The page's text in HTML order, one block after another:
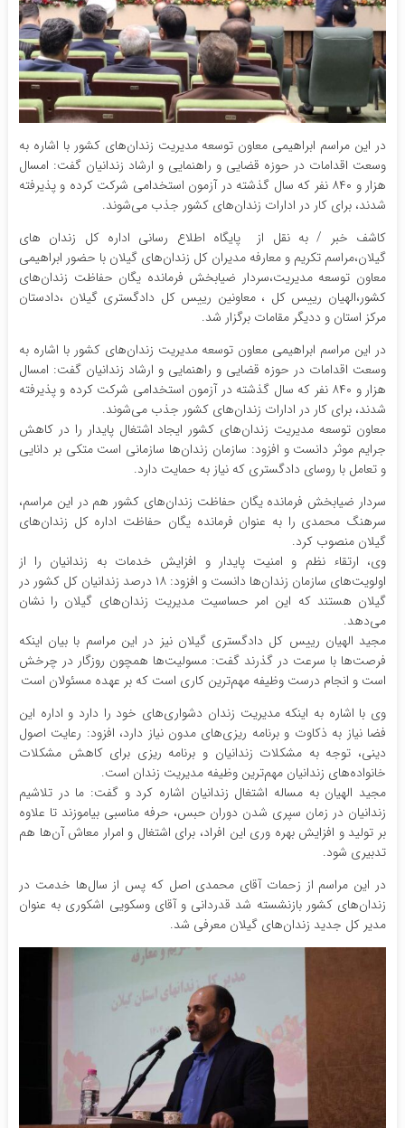
در این مراسم ابراهیمی معاون توسعه مدیریت زندان‌های کشور با اشاره به
وسعت اقدامات در حوزه قضایی و راهنمایی و ارشاد زندانیان گفت: امسال
هزار و ۸۴۰ نفر که سال گذشته در آزمون استخدامی شرکت کرده و پذیرفته
شدند، برای کار در ادارات زندان‌های کشور جذب می‌شوند.
کاشف خبر / به نقل از پایگاه اطلاع رسانی اداره کل زندان های
گیلان،مراسم تکریم و معارفه مدیران کل زندان‌های گیلان با حضور ابراهیمی
معاون توسعه مدیریت،سردار ضیابخش فرمانده یگان حفاظت زندان‌های
کشور،الهیان رییس کل ، معاونین رییس کل دادگستری گیلان ،دادستان
مرکز استان و ددیگر مقامات برگزار شد.
در این مراسم ابراهیمی معاون توسعه مدیریت زندان‌های کشور با اشاره به
وسعت اقدامات در حوزه قضایی و راهنمایی و ارشاد زندانیان گفت: امسال
هزار و ۸۴۰ نفر که سال گذشته در آزمون استخدامی شرکت کرده و پذیرفته
شدند، برای کار در ادارات زندان‌های کشور جذب می‌شوند.
معاون توسعه مدیریت زندان‌های کشور ایجاد اشتغال پایدار را در کاهش
جرایم موثر دانست و افزود: سازمان زندان‌ها سازمانی است متکی بر دانایی
و تعامل با روسای دادگستری که نیاز به حمایت دارد.
سردار ضیابخش فرمانده یگان حفاظت زندان‌های کشور هم در این مراسم،
سرهنگ محمدی را به عنوان فرمانده یگان حفاظت اداره کل زندان‌های
گیلان منصوب کرد.
وی، ارتقاء نظم و امنیت پایدار و افزایش خدمات به زندانیان را از
اولویت‌های سازمان زندان‌ها دانست و افزود: ۱۸ درصد زندانیان کل کشور در
گیلان هستند که این امر حساسیت مدیریت زندان‌های گیلان را نشان
می‌دهد.
مجید الهیان رییس کل دادگستری گیلان نیز در این مراسم با بیان اینکه
فرصت‌ها با سرعت در گذرند گفت: مسولیت‌ها همچون روزگار در چرخش
است و انجام درست وظیفه مهم‌ترین کاری است که بر عهده مسئولان است
وی با اشاره به اینکه مدیریت زندان دشواری‌های خود را دارد و اداره این
فضا نیاز به ذکاوت و برنامه ریزی‌های مدون نیاز دارد، افزود: رعایت اصول
دینی، توجه به مشکلات زندانیان و برنامه ریزی برای کاهش مشکلات
خانواده‌های زندانیان مهم‌ترین وظیفه مدیریت زندان است.
مجید الهیان به مساله اشتغال زندانیان اشاره کرد و گفت: ما در تلاشیم
زندانیان در زمان سپری شدن دوران حبس، حرفه مناسبی بیاموزند تا علاوه
بر تولید و افزایش بهره وری این افراد، برای اشتغال و امرار معاش آن‌ها هم
تدبیری شود.
در این مراسم از زحمات آقای محمدی اصل که پس از سال‌ها خدمت در
زندان‌های کشور بازنشسته شد قدردانی و آقای وسکویی اشکوری به عنوان
مدیر کل جدید زندان‌های گیلان معرفی شد.